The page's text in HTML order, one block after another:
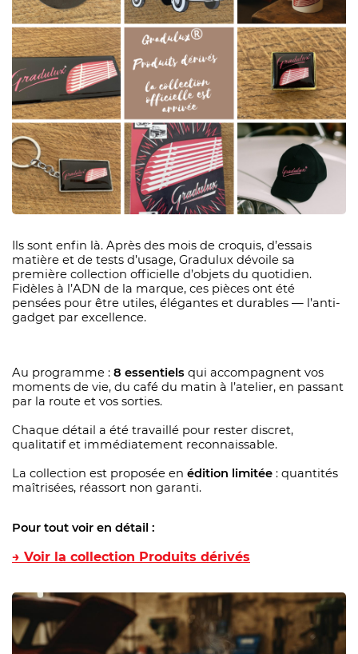
Ils sont enfin là. Après des mois de croquis, d’essais
matière et de tests d’usage, Gradulux dévoile sa
première collection officielle d’objets du quotidien.
Fidèles à l’ADN de la marque, ces pièces ont été
pensées pour être utiles, élégantes et durables — l’anti-
gadget par excellence.
Au programme : 8 essentiels qui accompagnent vos
moments de vie, du café du matin à l’atelier, en passant
par la route et vos sorties.
Chaque détail a été travaillé pour rester discret,
qualitatif et immédiatement reconnaissable.
La collection est proposée en édition limitée : quantités
maîtrisées, réassort non garanti.
Pour tout voir en détail :
→ Voir la collection Produits dérivés